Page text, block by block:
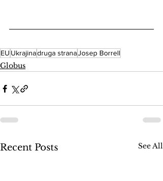
EU Ukrajinadruga stranaJosep Borrell
Globus
Recent Posts See All